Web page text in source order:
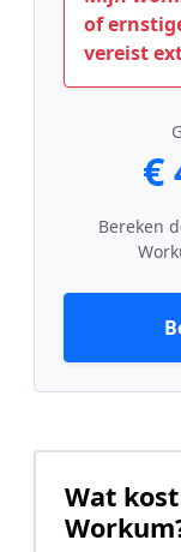
of
vereist
€
Bereken
Wat